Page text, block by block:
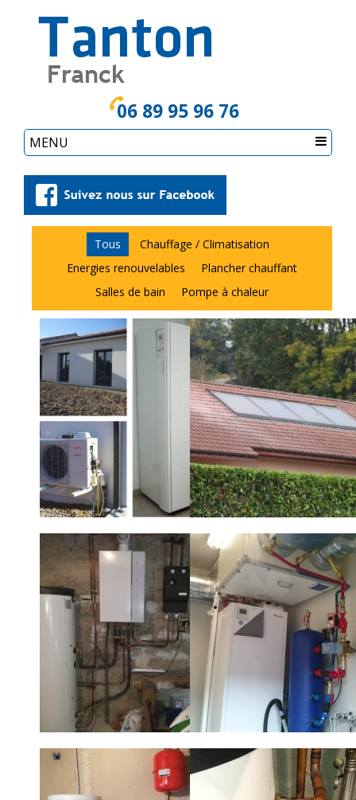
06 89 95 96 76
MENU
Tous
Chauffage / Climatisation
Energies renouvelables
Plancher chauffant
Salles de bain
Pompe à chaleur